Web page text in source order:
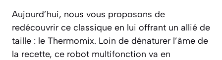
Aujourd’hui, nous vous proposons de
redécouvrir ce classique en lui offrant un allié de
taille : le Thermomix. Loin de dénaturer l’âme de
la recette, ce robot multifonction va en